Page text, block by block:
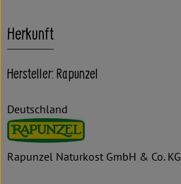
Herkunft
Hersteller: Rapunzel
Deutschland
Rapunzel Naturkost GmbH & Co. KG